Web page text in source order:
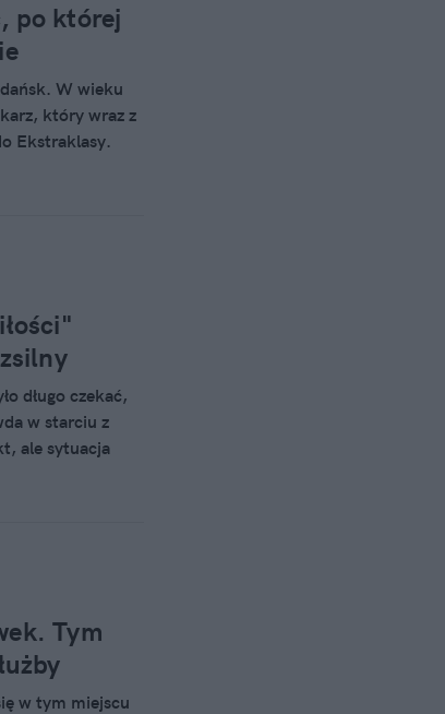
po której
W wieku
który wraz z
Ekstraklasy.
długo czekać,
w starciu z
ale sytuacja
Tym
w tym miejscu